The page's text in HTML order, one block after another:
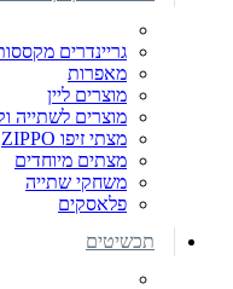
גריינדרים
מאפרות
מוצרים ליין
מוצרים לשתייה
מצתי זיפו ZIPPO
מצתים מיוחדים
משחקי שתייה
פלאסקים
תכשיטים